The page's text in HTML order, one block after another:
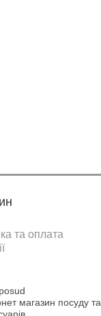
та оплата
магазин посуду та